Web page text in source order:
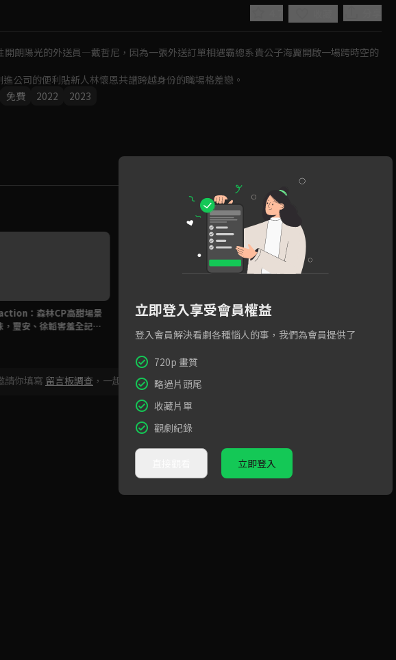
Video
開朗陽光的外送員—戴哲尼，因為一張外送訂單相遇霸總系貴公子海翼開啟一場跨時空的
公司的便利貼新人林懷恩共譜跨越身份的職場格差戀。
免費 2022 2023
：森林CP高甜場景
，璽安、徐韜害羞全記
好友變情敵！懷恩變助理，哲
大海CP初吻定情，這次不能讓
請你填寫 留言板調查 ，一起共創新版留言功能！
立即登入享受會員權益
登入會員解決看劇各種惱人的事，我們為會員提供了
720p 畫質
略過片頭尾
收藏片單
觀劇紀錄
立即登入